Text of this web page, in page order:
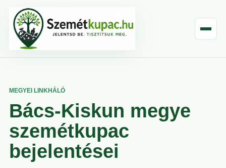
MEGYEI LINKHÁLÓ
Bács-Kiskun megye
szemétkupac
bejelentései